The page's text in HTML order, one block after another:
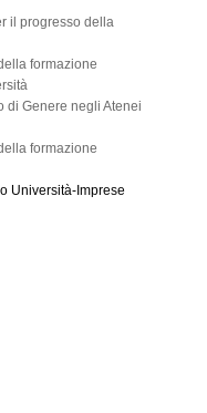
il progresso della
formazione
di Genere negli Atenei
formazione
Università-Imprese